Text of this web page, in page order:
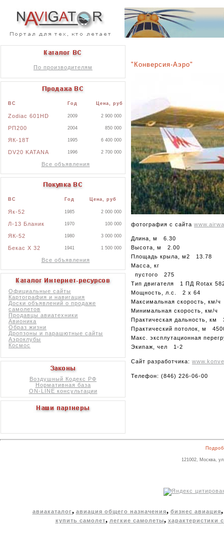
По производителям
ВС Год Цена, руб
Zodiac 601HD 2009 2 900 000
РП200 2004 850 000
ЯК-18Т 1995 6 400 000
DV20 KATANA 1996 2 700 000
Все объявления
ВС Год Цена, руб
Як-52 1985 2 000 000
Л-13 Бланик 1970 100 000
ЯК-52 1980 3 000 000
Бекас X 32 1941 1 500 000
Все объявления
Официальные сайты
Картография и навигация
Доски объявлений о продаже
самолетов
Продавцы авиатехники
Авионика
Образ жизни
Дропзоны и парашютные сайты
Аэроклубы
Космос
Воздушный Кодекс РФ
Нормативная база
ON-LINE консультации
"Конверсия-Аэро"
фотография с сайта
Длина, м 6.30
Высота, м 2.00
Площадь крыла, м2 13.78
Масса, кг
пустого 275
Тип двигателя 1 ПД Rotax
Мощность, л.с. 2 х 64
Максимальная скорость, км/
Минимальная скорость, км/ч
Практическая дальность, км
Практический потолок, м
Макс. эксплутационная
Экипаж, чел 1-2
Сайт разработчика:
Телефон: (846) 226-06-00
121002, Москва,
авиакаталог, авиация общего назначения, бизнес авиация
купить самолет, легкие самолеты, характеристики